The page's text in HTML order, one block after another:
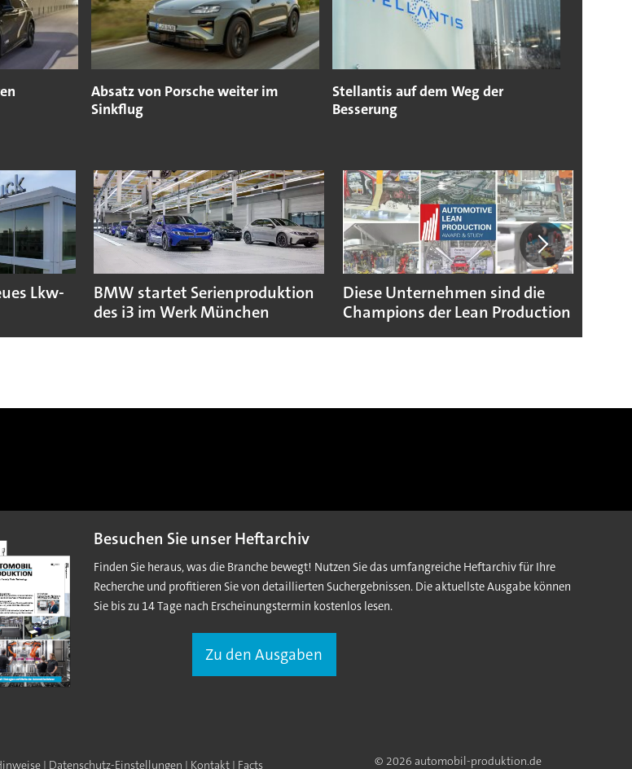
Absatz von Porsche weiter im
Sinkflug
Stellantis auf dem Weg der
Besserung
Lkw-
BMW startet Serienproduktion
des i3 im Werk München
Diese Unternehmen sind die
Champions der Lean Production
Besuchen Sie unser Heftarchiv
Finden Sie heraus, was die Branche bewegt! Nutzen Sie das umfangreiche Heftarchiv für Ihre
Recherche und profitieren Sie von detaillierten Suchergebnissen. Die aktuellste Ausgabe können
Sie bis zu 14 Tage nach Erscheinungstermin kostenlos lesen.
Zu den Ausgaben
| Datenschutz-Einstellungen | Kontakt | Facts © 2026 automobil-produktion.de